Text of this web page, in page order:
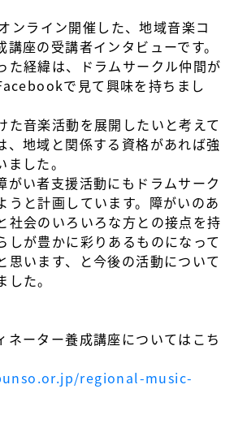
ンライン開催した、地域音楽コ
座の受講者インタビューです。
た経緯は、ドラムサークル仲間が
で見て興味を持ちまし
た音楽活動を展開したいと考えて
、地域と関係する資格があれば強
した。
がい者支援活動にもドラムサーク
うと計画しています。障がいのあ
社会のいろいろな方との接点を持
しが豊かに彩りあるものになって
思います、と今後の活動について
た。
ーター養成講座についてはこち
regional-music-